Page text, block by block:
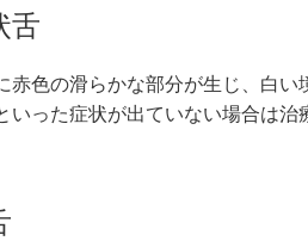
舌
赤色の滑らかな部分が生じ、白
いった症状が出ていない場合は治